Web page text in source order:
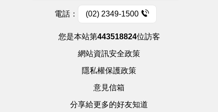
電話： (02) 2349-1500
您是本站第443518824位訪客
網站資訊安全政策
隱私權保護政策
意見信箱
分享給更多的好友知道